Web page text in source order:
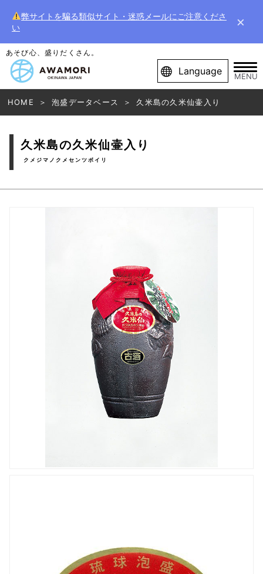
弊サイトを騙る類似サイト・迷惑メールにご注意くださ
い
×
あそび心、盛りだくさん。
Language MENU
HOME 泡盛データベース 久米島の久米仙壷入り
久米島の久米仙壷入り
クメジマノクメセンツボイリ